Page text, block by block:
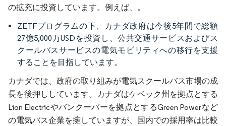
の拡充に投資しています。例えば、。
ZETFプログラムの下、カナダ政府は今後5年間で総額
27億5,000万USDを投資し、公共交通サービスおよびス
クールバスサービスの電気モビリティへの移行を支援
することを目指しています。
カナダでは、政府の取り組みが電気スクールバス市場の成
長を後押ししています。カナダはケベック州を拠点とする
Lion Electricやバンクーバーを拠点とするGreen Powerなど
の電気バス企業を擁していますが、国内での採用率は比較